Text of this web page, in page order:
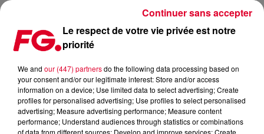
FG MIX DANCE : JONASU
Le respect de votre vie privée est notre
priorité
We and our (447) partnersdo the following data processing based on
your consent and/or our legitimate interest: Store and/or access
information on a device; Use limited data to select advertising; Create
profiles for personalised advertising; Use profiles to select personalised
advertising; Measure advertising performance; Measure content
performance; Understand audiences through statistics or combinations
of data from different sources; Develop and improve services; Create
Continuer sans accepter